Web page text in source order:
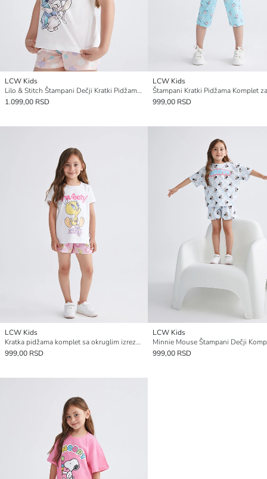
LCW Kids
Lilo & Stitch Štampani Dečji Kratki Pidžama Komplet
1.099,00 RSD
LCW Kids
999,00 RSD
LCW Kids
Kratka pidžama komplet sa okruglim izrezom i štampanim motivom Tweety za devojčice
999,00 RSD
LCW Kids
999,00 RSD